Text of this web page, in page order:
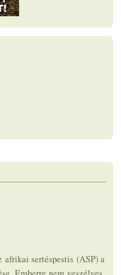
sertéspestis (ASP) a
Emberre nem veszélyes,